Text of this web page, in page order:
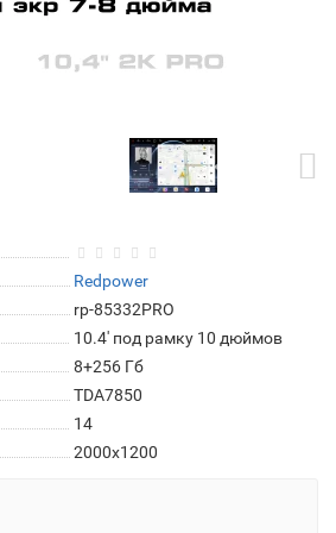
Redpower
rp-85332PRO
10.4' под рамку 10 дюймов
8+256 Гб
TDA7850
14
2000x1200